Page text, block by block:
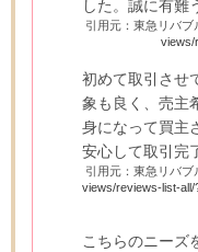
した。誠に有難
引用元：東急リバブ
views/
初めて取引させ
象も良く、売主
身になって買主
安心して取引完
引用元：東急リバブ
views/reviews-list-
こちらのニーズ